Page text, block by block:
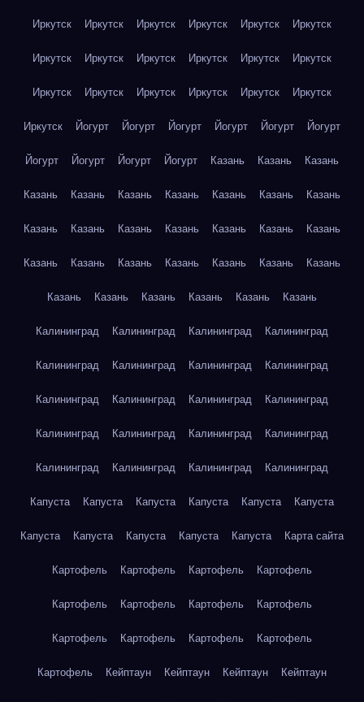
Иркутск Иркутск Иркутск Иркутск Иркутск Иркутск
Иркутск Иркутск Иркутск Иркутск Иркутск Иркутск
Иркутск Иркутск Иркутск Иркутск Иркутск Иркутск
Иркутск Йогурт Йогурт Йогурт Йогурт Йогурт Йогурт
Йогурт Йогурт Йогурт Йогурт Казань Казань Казань
Казань Казань Казань Казань Казань Казань Казань
Казань Казань Казань Казань Казань Казань Казань
Казань Казань Казань Казань Казань Казань Казань
Казань Казань Казань Казань Казань Казань
Калининград Калининград Калининград Калининград
Калининград Калининград Калининград Калининград
Калининград Калининград Калининград Калининград
Калининград Калининград Калининград Калининград
Калининград Калининград Калининград Калининград
Капуста Капуста Капуста Капуста Капуста Капуста
Капуста Капуста Капуста Капуста Капуста Карта сайта
Картофель Картофель Картофель Картофель
Картофель Картофель Картофель Картофель
Картофель Картофель Картофель Картофель
Картофель Кейптаун Кейптаун Кейптаун Кейптаун